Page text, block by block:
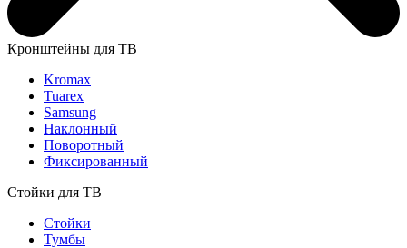
Кронштейны для ТВ
Kromax
Tuarex
Samsung
Наклонный
Поворотный
Фиксированный
Стойки для ТВ
Стойки
Тумбы